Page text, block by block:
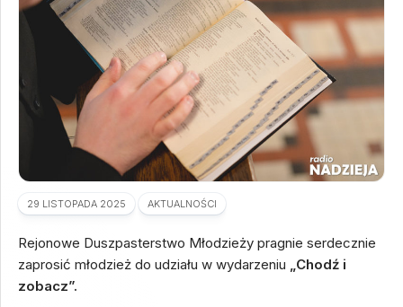
29 LISTOPADA 2025 AKTUALNOŚCI
Rejonowe Duszpasterstwo Młodzieży pragnie serdecznie
zaprosić młodzież do udziału w wydarzeniu
„Chodź i
zobacz”.